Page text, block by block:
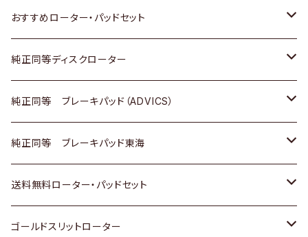
ダイハツ
マツダ
三菱
スバル
日野
三菱ふそう
いすゞ
ダイハツ
マツダ
三菱
日野
三菱ふそう
いすゞ
ダイハツ
三菱
日野
三菱ふそう
その他
スズキ
日産
ダイハツ
マツダ
三菱
スバル
ホンダ
スズキ
日産
いすゞ
ダイハツ
マツダ
トヨタ
日産
いすゞ
ダイハツ
マツダ
三菱
おすすめローター・パッドセット
トヨタ
ホンダ
スズキ
日産
ダイハツ
純正同等ディスクローター
トヨタ
ホンダ
スズキ
日産
純正同等 ブレーキパッド（ADVICS）
トヨタ
ホンダ
スズキ
純正同等 ブレーキパッド東海
トヨタ
ホンダ
送料無料ローター・パッドセット
トヨタ
ゴールドスリットローター